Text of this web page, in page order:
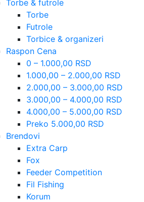
Torbe & futrole
Torbe
Futrole
Torbice & organizeri
Raspon Cena
0 – 1.000,00 RSD
1.000,00 – 2.000,00 RSD
2.000,00 – 3.000,00 RSD
3.000,00 – 4.000,00 RSD
4.000,00 – 5.000,00 RSD
Preko 5.000,00 RSD
Brendovi
Extra Carp
Fox
Feeder Competition
Fil Fishing
Korum